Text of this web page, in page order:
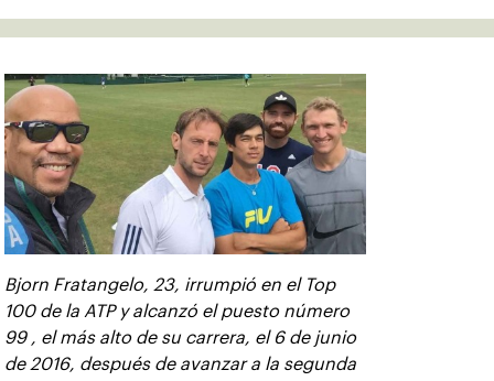
Bjorn Fratangelo, 23, irrumpió en el Top
100 de la ATP y alcanzó el puesto número
99 , el más alto de su carrera, el 6 de junio
de 2016, después de avanzar a la segunda